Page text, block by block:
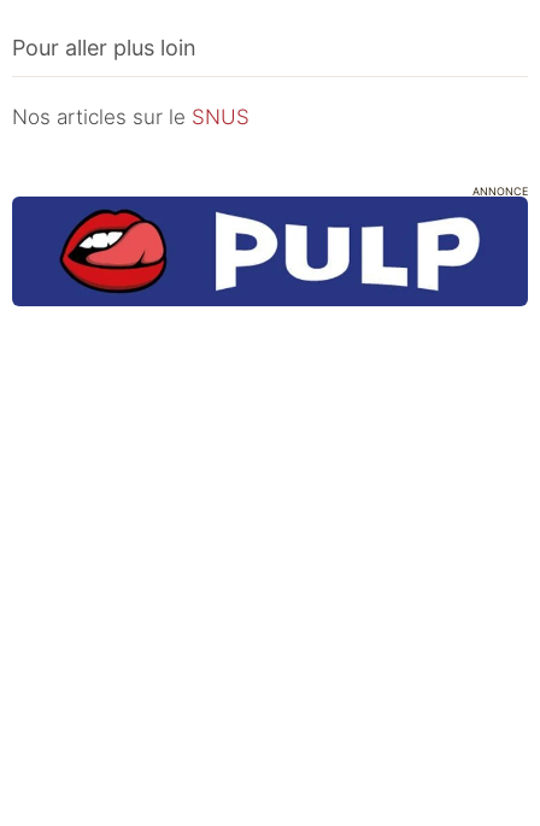
Pour aller plus loin
Nos articles sur le SNUS
ANNONCE